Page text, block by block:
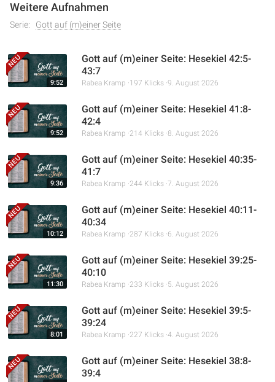
Weitere Aufnahmen
Serie: Gott auf (m)einer Seite
9:52
Gott auf (m)einer Seite: Hesekiel 42:5-
43:7
Rabea Kramp 197 Klicks 9. August 2026
9:52
Gott auf (m)einer Seite: Hesekiel 41:8-
42:4
Rabea Kramp 214 Klicks 8. August 2026
9:36
Gott auf (m)einer Seite: Hesekiel 40:35-
41:7
Rabea Kramp 244 Klicks 7. August 2026
10:12
Gott auf (m)einer Seite: Hesekiel 40:11-
40:34
Rabea Kramp 287 Klicks 6. August 2026
11:30
Gott auf (m)einer Seite: Hesekiel 39:25-
40:10
Rabea Kramp 233 Klicks 5. August 2026
8:01
Gott auf (m)einer Seite: Hesekiel 39:5-
39:24
Rabea Kramp 227 Klicks 4. August 2026
Gott auf (m)einer Seite: Hesekiel 38:8-
39:4